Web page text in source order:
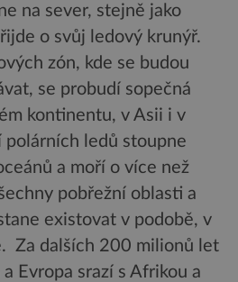
na sever, stejně jako
o svůj ledový krunýř.
zón, kde se budou
se probudí sopečná
kontinentu, v Asii i v
polárních ledů stoupne
a moří o více než
pobřežní oblasti a
existovat v podobě, v
Za dalších 200 milionů let
Evropa srazí s Afrikou a